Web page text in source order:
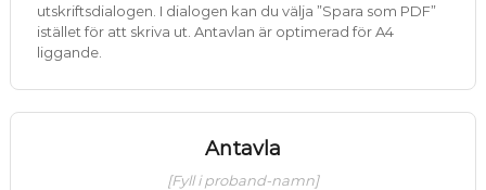
utskriftsdialogen. I dialogen kan du välja ”Spara som PDF”
istället för att skriva ut. Antavlan är optimerad för A4
liggande.
Antavla
[Fyll i proband-namn]